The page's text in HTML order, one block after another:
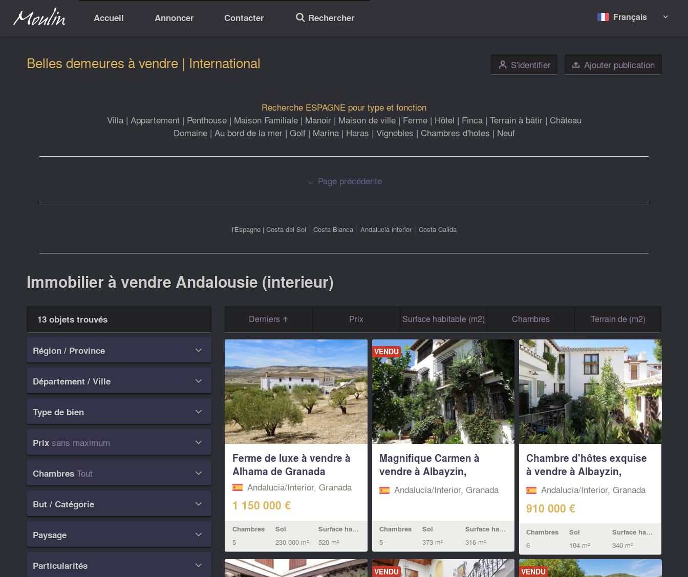
Accueil Annoncer Contacter 🔎 Rechercher Français 
Belles demeures à vendre | International 👤 S'identifier  Ajouter publication
Recherche ESPAGNE pour type et fonction
Villa| Appartement| Penthouse| Maison Familiale| Manoir| Maison de ville| Ferme| Hôtel | Finca| Terrain à bâtir| Château
Domaine| Au bord de la mer| Golf| Marina| Haras | Vignobles | Chambres d'hotes | Neuf
← Page précédente
l'Espagne| Costa del Sol | Costa Blanca| Andalucia interior| Costa Calida
Immobilier à vendre Andalousie (interieur)
13 objets trouvés
Région / Province 
Département / Ville 
Type de bien 
Prix sans maximum 
Chambres Tout 
But / Catégorie 
Paysage 
Particularités 
Derniers Prix Surface habitable (m2) Chambres Terrain de (m2)
Ferme de luxe à vendre à
Alhama de Granada
Andalucia/Interior, Granada
1 150 000 €
Chambres
5
Sol
230 000 m²
Surface habitable
520 m²
VENDU
Magnifique Carmen à
vendre à Albayzin,
Grenade
Andalucia/Interior, Granada
Chambres
5
Sol
373 m²
Surface habitable
316 m²
Chambre d'hôtes exquise
à vendre à Albayzin,
Grenade
Andalucia/Interior, Granada
910 000 €
Chambres
6
Sol
184 m²
Surface habitable
340 m²
VENDU VENDU